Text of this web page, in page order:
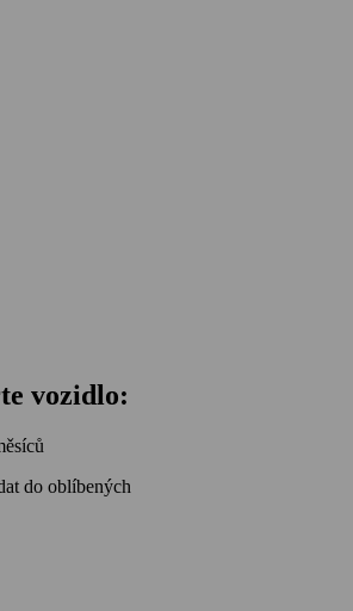
vozidlo:
do oblíbených